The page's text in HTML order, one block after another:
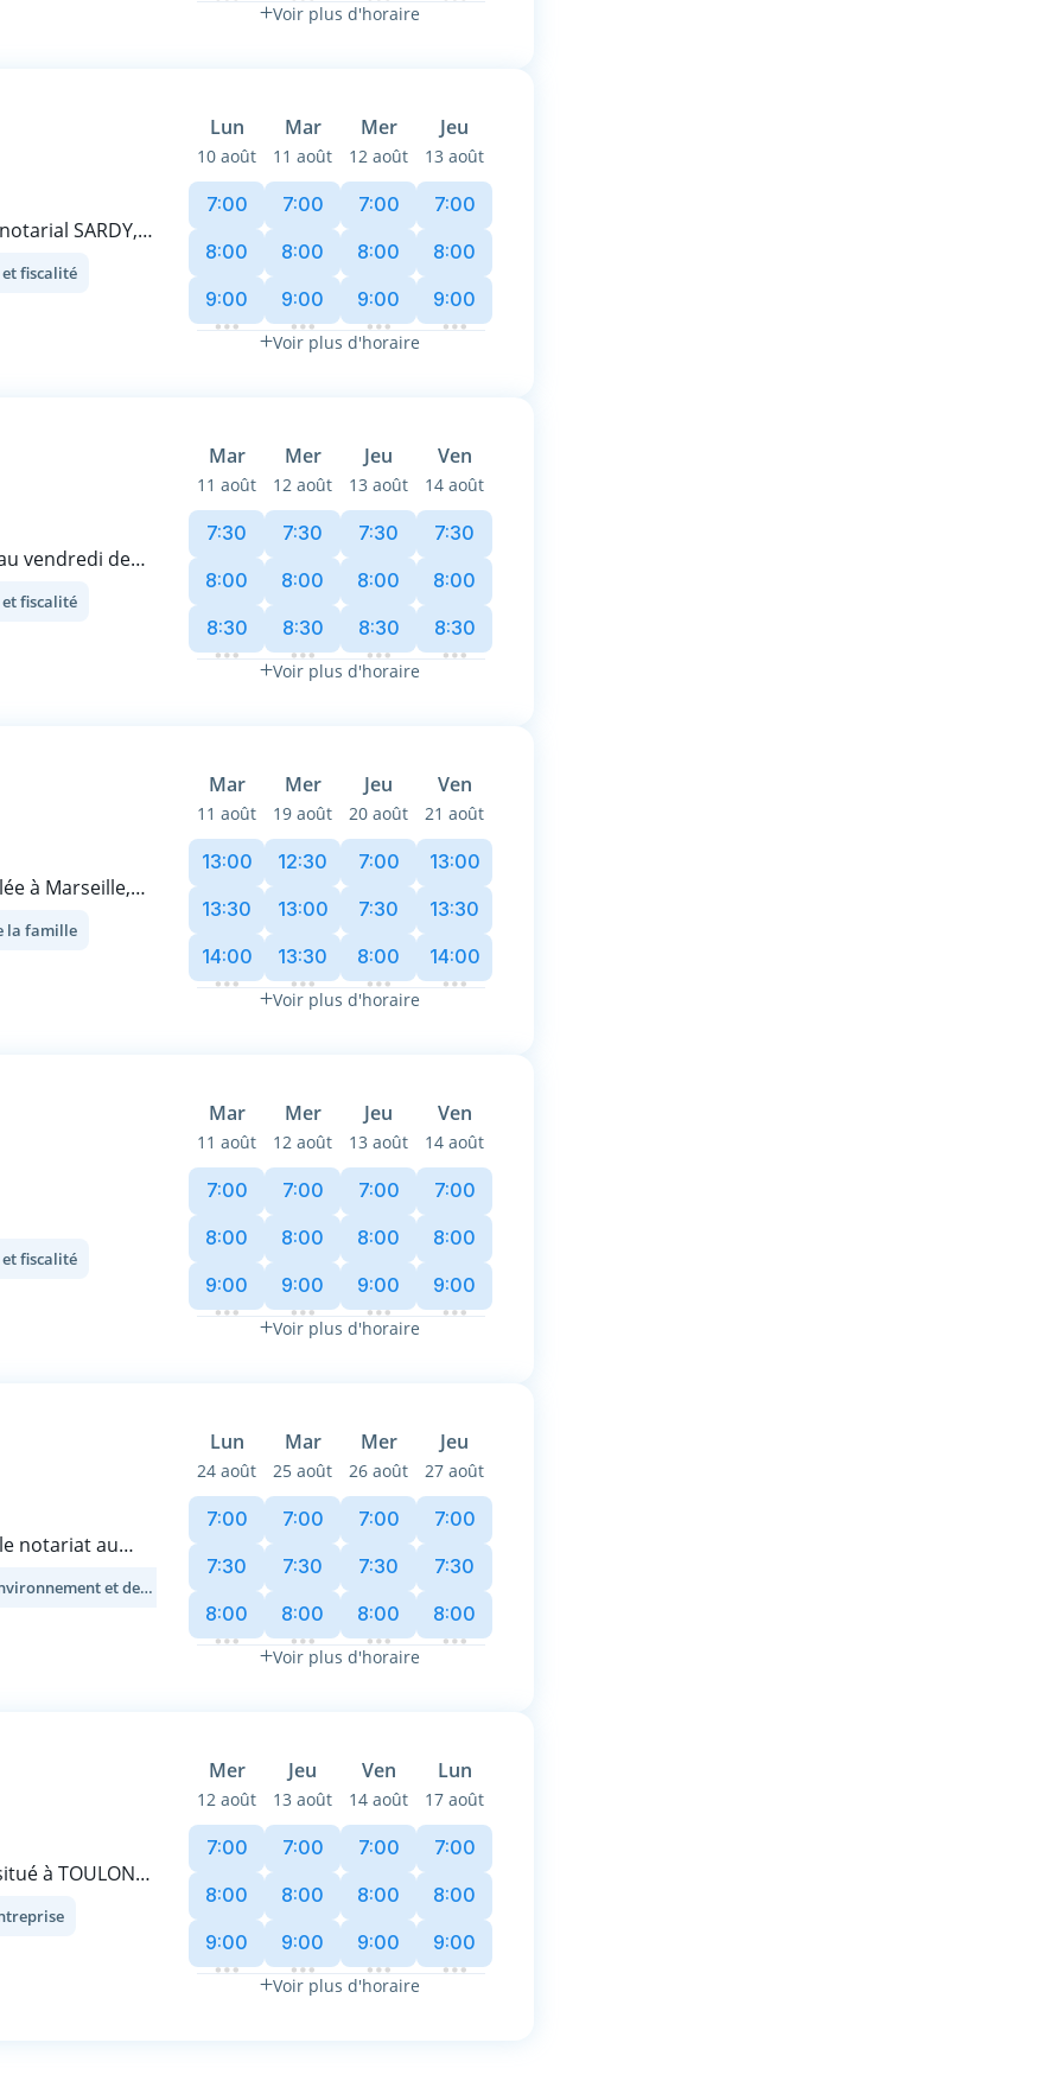
concevoir des
démarches.
à vos
Voir plus d'horaire
SARDY,
juridiques et
étape des
rigueur les
attention
veille à ce que
actes qu'il
confiance
fiscalité
Lun Mar Mer Jeu
10 août 11 août 12 août 13 août
7:00
8:00
9:00
7:00
8:00
9:00
7:00
8:00
9:00
7:00
8:00
9:00
Voir plus d'horaire
vendredi de
pour assurer
et une
le respect
!
fiscalité
Mar Mer Jeu Ven
11 août 12 août 13 août 14 août
7:30
8:00
8:30
7:30
8:00
8:30
7:30
8:00
8:30
7:30
8:00
8:30
Voir plus d'horaire
à Marseille,
vie, pour
ou en gestion
partages
un projet
la famille
Mar Mer Jeu Ven
11 août 19 août 20 août 21 août
13:00
13:30
14:00
12:30
13:00
13:30
7:00
7:30
8:00
13:00
13:30
14:00
Voir plus d'horaire
fiscalité
Mar Mer Jeu Ven
11 août 12 août 13 août 14 août
7:00
8:00
9:00
7:00
8:00
9:00
7:00
8:00
9:00
7:00
8:00
9:00
Voir plus d'horaire
notariat au
clés de leur
me muer en
une clientèle
je
responsabilités,
d’innover
Droit de l'environnement et de l'urbanisme
Lun Mar Mer Jeu
24 août 25 août 26 août 27 août
7:00
7:30
8:00
7:00
7:30
8:00
7:00
7:30
8:00
7:00
7:30
8:00
Voir plus d'horaire
à TOULON
privé et se
proche (A50).
mètres à pied
Mer Jeu Ven Lun
12 août 13 août 14 août 17 août
7:00
8:00
9:00
7:00
8:00
9:00
7:00
8:00
9:00
7:00
8:00
9:00
Voir plus d'horaire